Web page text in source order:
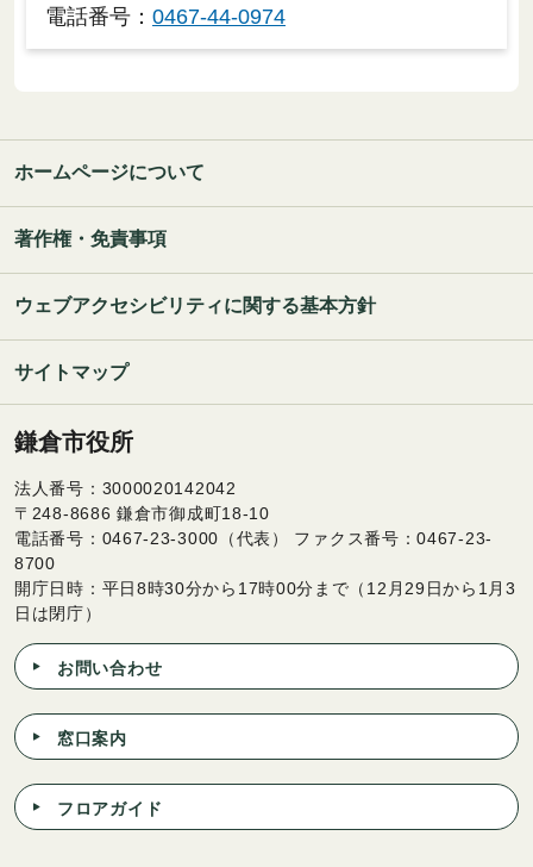
電話番号： 0467-44-0974
ホームページについて
著作権・免責事項
ウェブアクセシビリティに関する基本方針
サイトマップ
鎌倉市役所
法人番号：3000020142042
〒248-8686 鎌倉市御成町18-10
電話番号：0467-23-3000（代表） ファクス番号：0467-23-
8700
開庁日時：平日8時30分から17時00分まで（12月29日から1月3
日は閉庁）
お問い合わせ
窓口案内
フロアガイド